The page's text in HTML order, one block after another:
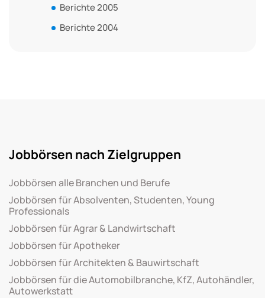
Berichte 2005
Berichte 2004
Jobbörsen nach Zielgruppen
Jobbörsen alle Branchen und Berufe
Jobbörsen für Absolventen, Studenten, Young
Professionals
Jobbörsen für Agrar & Landwirtschaft
Jobbörsen für Apotheker
Jobbörsen für Architekten & Bauwirtschaft
Jobbörsen für die Automobilbranche, KfZ, Autohändler,
Autowerkstatt